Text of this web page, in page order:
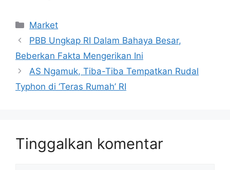
Kategori
Market
PBB Ungkap RI Dalam Bahaya Besar,
Beberkan Fakta Mengerikan Ini
AS Ngamuk, Tiba-Tiba Tempatkan Rudal
Typhon di ‘Teras Rumah’ RI
Tinggalkan komentar